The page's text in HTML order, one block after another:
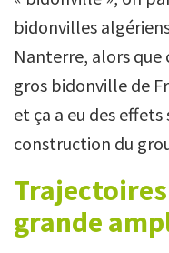
bidonvilles
Nanterre, alors que
gros bidonville de
et ça a eu des
construction du
Trajectoires
grande